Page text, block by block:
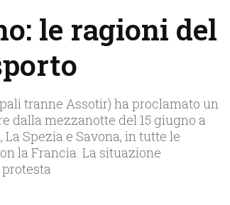
le ragioni del
tranne Assotir) ha proclamato un
dalla mezzanotte del 15 giugno a
Spezia e Savona, in tutte le
la Francia. La situazione